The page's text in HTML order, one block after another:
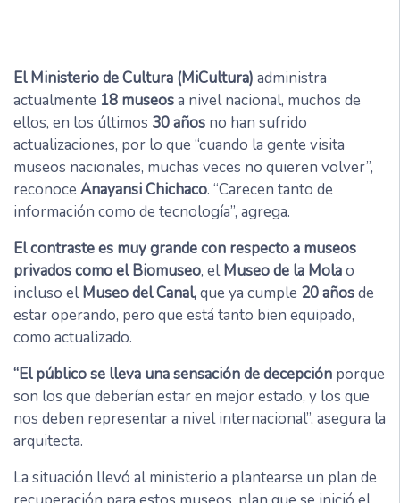
El Ministerio de Cultura (MiCultura) administra
actualmente 18 museosa nivel nacional, muchos de
ellos, en los últimos 30 años no han sufrido
actualizaciones, por lo que “cuando la gente visita
museos nacionales, muchas veces no quieren volver”,
reconoce Anayansi Chichaco. “Carecen tanto de
información como de tecnología”, agrega.
El contraste es muy grande con respecto a museos
privados como el Biomuseo, elMuseo de la Molao
incluso elMuseo del Canal,que ya cumple 20 añosde
estar operando, pero que está tanto bien equipado,
como actualizado.
“El público se lleva una sensación de decepción porque
son los que deberían estar en mejor estado, y los que
nos deben representar a nivel internacional”, asegura la
arquitecta.
La situación llevó al ministerio a plantearse un plan de